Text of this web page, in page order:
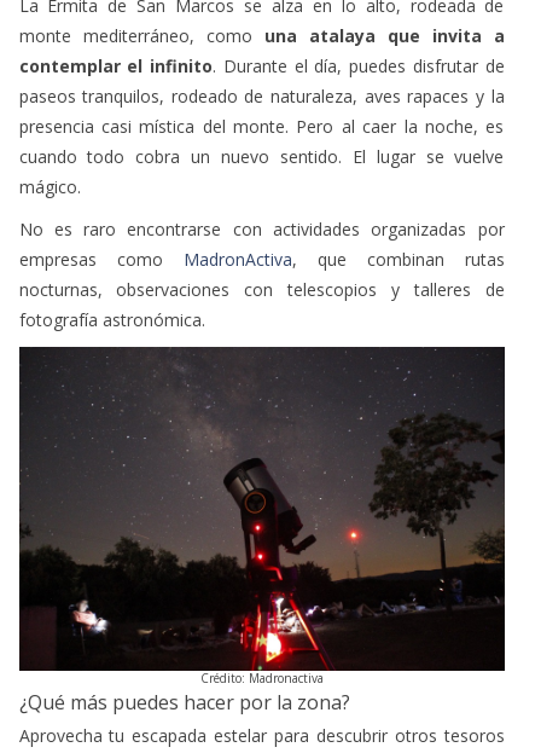
La Ermita de San Marcos se alza en lo alto, rodeada de
monte mediterráneo, como una atalaya que invita a
contemplar el infinito. Durante el día, puedes disfrutar de
paseos tranquilos, rodeado de naturaleza, aves rapaces y la
presencia casi mística del monte. Pero al caer la noche, es
cuando todo cobra un nuevo sentido. El lugar se vuelve
mágico.
No es raro encontrarse con actividades organizadas por
empresas como MadronActiva, que combinan rutas
nocturnas, observaciones con telescopios y talleres de
fotografía astronómica.
Crédito: Madronactiva
¿Qué más puedes hacer por la zona?
Aprovecha tu escapada estelar para descubrir otros tesoros